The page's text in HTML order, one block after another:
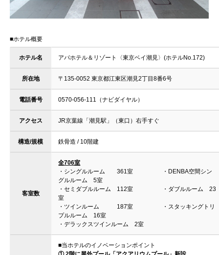
■ホテル概要
ホテル名 アパホテル＆リゾート〈東京ベイ潮見〉(ホテルNo.172)
所在地 〒135-0052 東京都江東区潮見2丁目8番6号
電話番号 0570-056-111（ナビダイヤル）
アクセス JR京葉線「潮見駅」（東口）右手すぐ
構造/規模 鉄骨造 / 10階建
客室数
全706室
・シングルルーム 361室 ・DENBA空間シン
グルルーム 5室
・セミダブルルーム 112室 ・ダブルルーム 23
室
・ツインルーム 187室 ・スタッキングトリ
プルルーム 16室
・デラックスツインルーム 2室
■当ホテルのイノベーションポイント